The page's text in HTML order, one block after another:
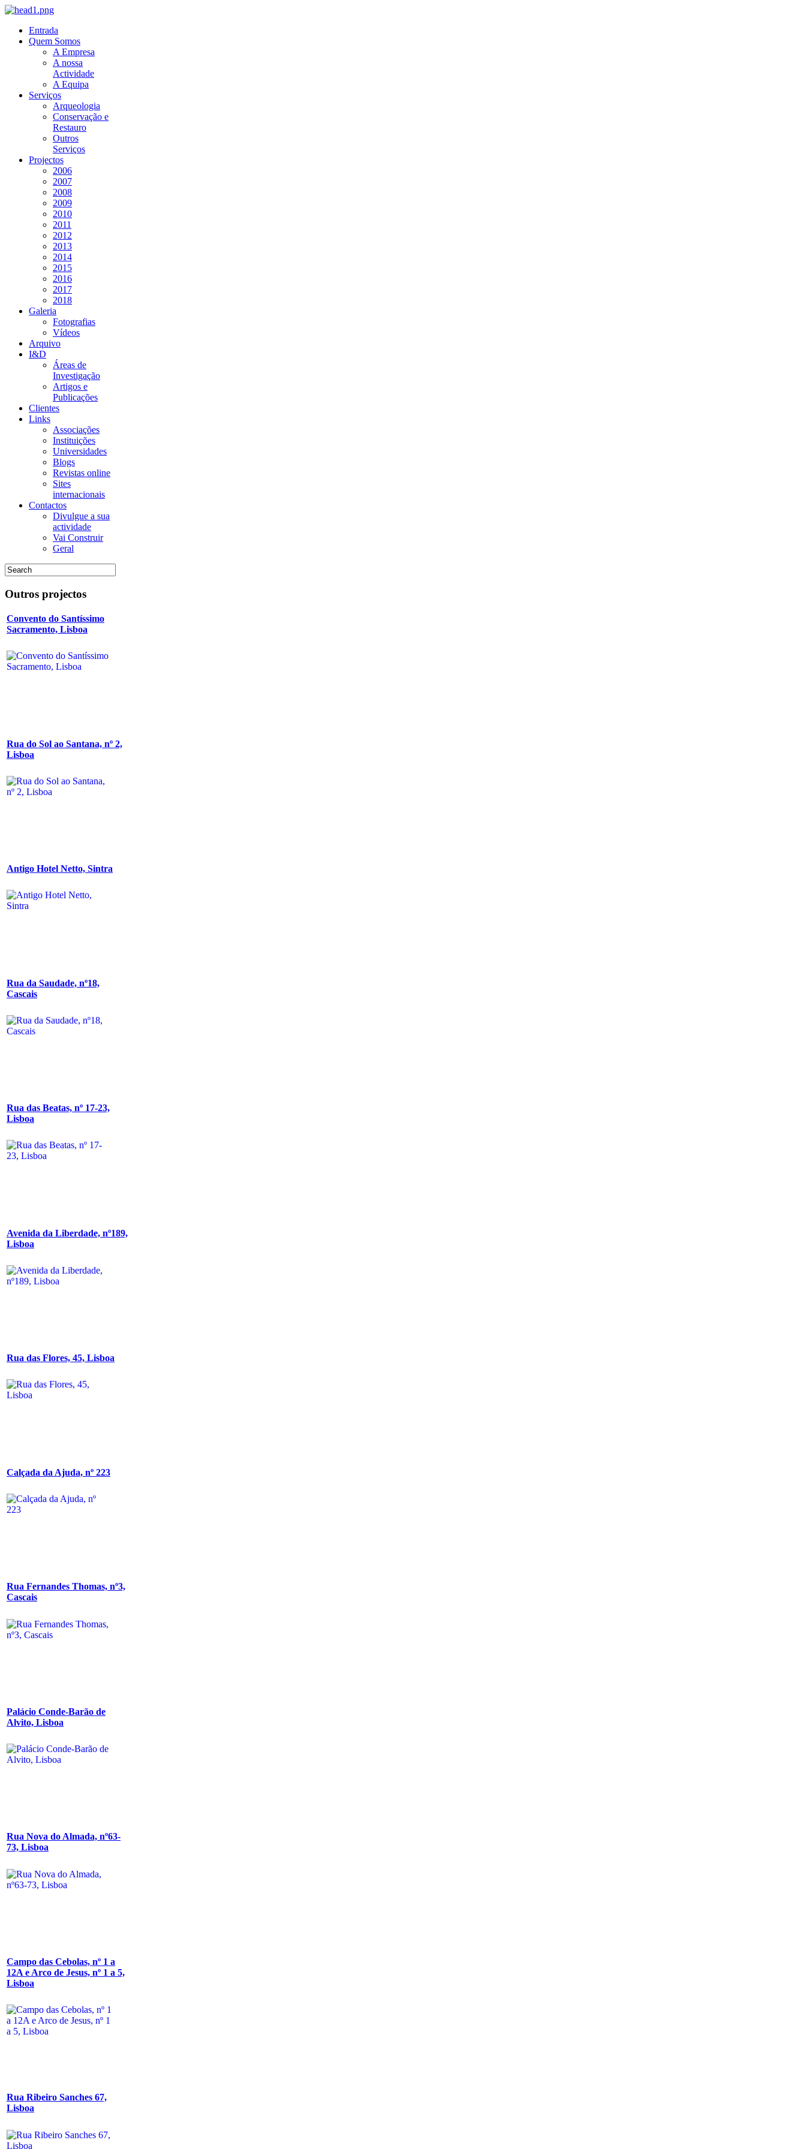
Entrada
Quem Somos
A Empresa
A nossa
Actividade
A Equipa
Serviços
Arqueologia
Conservação e
Restauro
Outros
Serviços
Projectos
2006
2007
2008
2009
2010
2011
2012
2013
2014
2015
2016
2017
2018
Galeria
Fotografias
Vídeos
Arquivo
I&D
Áreas de
Investigação
Artigos e
Publicações
Clientes
Links
Associações
Instituições
Universidades
Blogs
Revistas online
Sites
internacionais
Contactos
Divulgue a sua
actividade
Vai Construir
Geral
Outros projectos
Convento do Santíssimo
Sacramento, Lisboa
Rua do Sol ao Santana, nº 2,
Lisboa
Antigo Hotel Netto, Sintra
Rua da Saudade, nº18,
Cascais
Rua das Beatas, nº 17-23,
Lisboa
Avenida da Liberdade, nº189,
Lisboa
Rua das Flores, 45, Lisboa
Calçada da Ajuda, nº 223
Rua Fernandes Thomas, nº3,
Cascais
Palácio Conde-Barão de
Alvito, Lisboa
Rua Nova do Almada, nº63-
73, Lisboa
Campo das Cebolas, nº 1 a
12A e Arco de Jesus, nº 1 a 5,
Lisboa
Rua Ribeiro Sanches 67,
Lisboa